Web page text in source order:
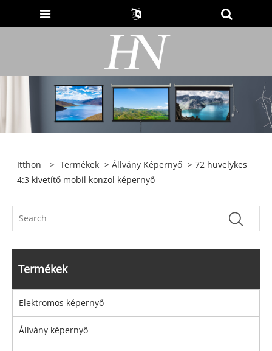
Itthon > Termékek >Állvány Képernyő > 72 hüvelykes
4:3 kivetítő mobil konzol képernyő
Termékek
Elektromos képernyő
Állvány képernyő